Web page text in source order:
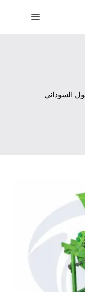
السوداني